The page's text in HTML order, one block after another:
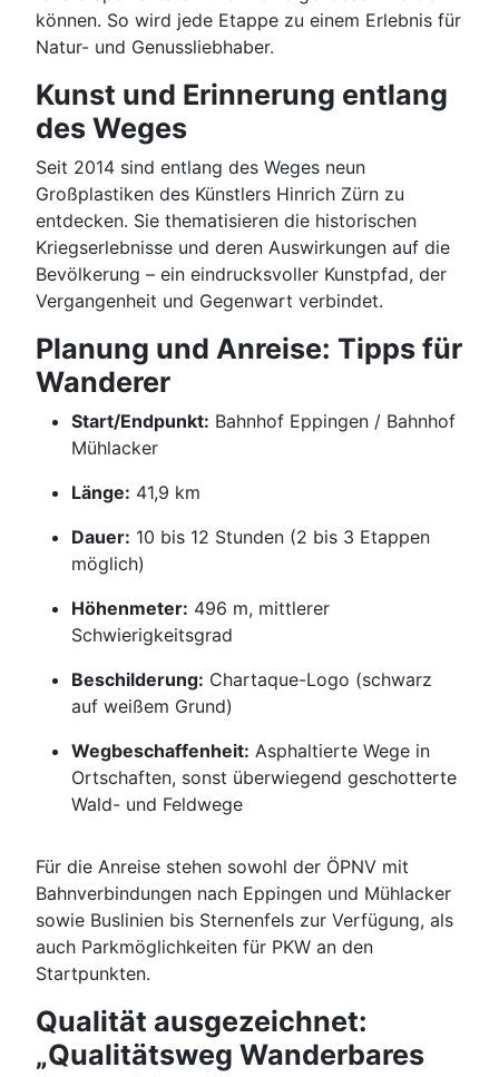
können. So wird jede Etappe zu einem Erlebnis für
Natur- und Genussliebhaber.
Kunst und Erinnerung entlang
des Weges
Seit 2014 sind entlang des Weges neun
Großplastiken des Künstlers Hinrich Zürn zu
entdecken. Sie thematisieren die historischen
Kriegserlebnisse und deren Auswirkungen auf die
Bevölkerung – ein eindrucksvoller Kunstpfad, der
Vergangenheit und Gegenwart verbindet.
Planung und Anreise: Tipps für
Wanderer
Start/Endpunkt: Bahnhof Eppingen / Bahnhof
Mühlacker
Länge: 41,9 km
Dauer: 10 bis 12 Stunden (2 bis 3 Etappen
möglich)
Höhenmeter: 496 m, mittlerer
Schwierigkeitsgrad
Beschilderung: Chartaque-Logo (schwarz
auf weißem Grund)
Wegbeschaffenheit: Asphaltierte Wege in
Ortschaften, sonst überwiegend geschotterte
Wald- und Feldwege
Für die Anreise stehen sowohl der ÖPNV mit
Bahnverbindungen nach Eppingen und Mühlacker
sowie Buslinien bis Sternenfels zur Verfügung, als
auch Parkmöglichkeiten für PKW an den
Startpunkten.
Qualität ausgezeichnet:
„Qualitätsweg Wanderbares